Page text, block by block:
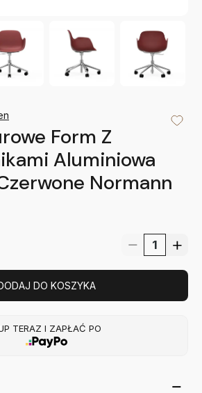
Form Z
Aluminiowa
Normann
DO KOSZYKA
TERAZ I ZAPŁAĆ PO